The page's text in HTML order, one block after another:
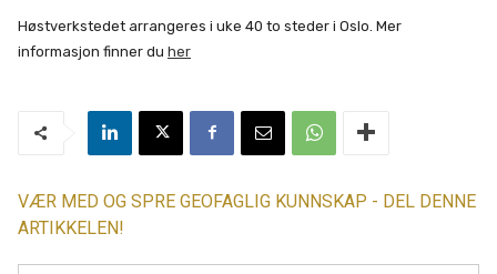
Høstverkstedet arrangeres i uke 40 to steder i Oslo. Mer
informasjon finner du her
VÆR MED OG SPRE GEOFAGLIG KUNNSKAP - DEL DENNE
ARTIKKELEN!